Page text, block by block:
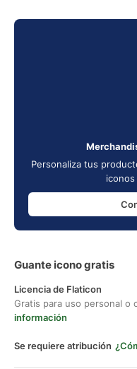
Personaliza tus
iconos
Guante icono gratis
Licencia de Flaticon
Gratis para uso personal o
información
Se requiere atribución